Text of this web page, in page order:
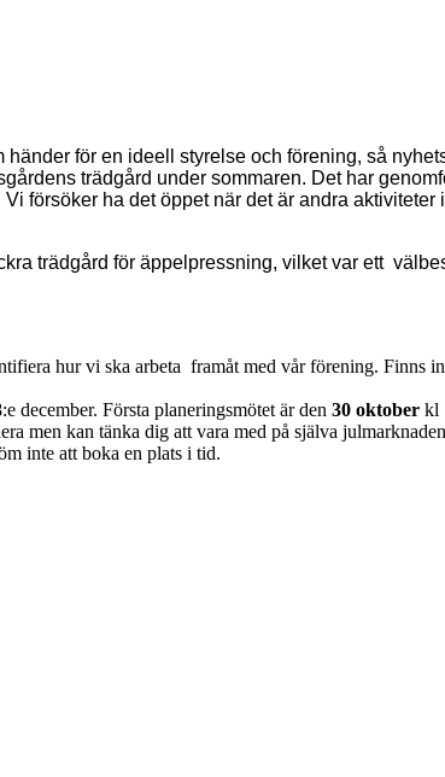
för en ideell styrelse och förening, så
trädgård under sommaren. Det har
försöker ha det öppet när det är andra
trädgård för äppelpressning, vilket var ett
hur vi ska arbeta framåt med vår förening. Finns
december. Första planeringsmötet är den 30 oktober kl
men kan tänka dig att vara med på själva
inte att boka en plats i tid.